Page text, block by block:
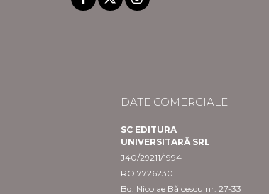
DATE COMERCIALE
SC EDITURA
UNIVERSITARĂ SRL
J40/29211/1994
RO 7726230
Bd. Nicolae Bălcescu nr. 27-33